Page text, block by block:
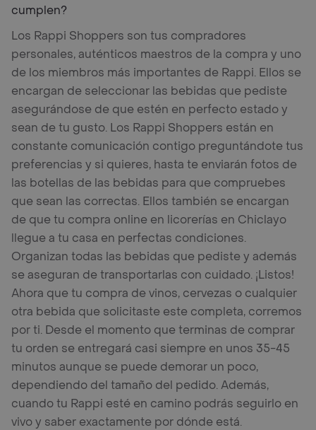
cumplen?
Los Rappi Shoppers son tus compradores
personales, auténticos maestros de la compra y uno
de los miembros más importantes de Rappi. Ellos se
encargan de seleccionar las bebidas que pediste
asegurándose de que estén en perfecto estado y
sean de tu gusto. Los Rappi Shoppers están en
constante comunicación contigo preguntándote tus
preferencias y si quieres, hasta te enviarán fotos de
las botellas de las bebidas para que compruebes
que sean las correctas. Ellos también se encargan
de que tu compra online en licorerías en Chiclayo
llegue a tu casa en perfectas condiciones.
Organizan todas las bebidas que pediste y además
se aseguran de transportarlas con cuidado. ¡Listos!
Ahora que tu compra de vinos, cervezas o cualquier
otra bebida que solicitaste este completa, corremos
por ti. Desde el momento que terminas de comprar
tu orden se entregará casi siempre en unos 35-45
minutos aunque se puede demorar un poco,
dependiendo del tamaño del pedido. Además,
cuando tu Rappi esté en camino podrás seguirlo en
vivo y saber exactamente por dónde está.